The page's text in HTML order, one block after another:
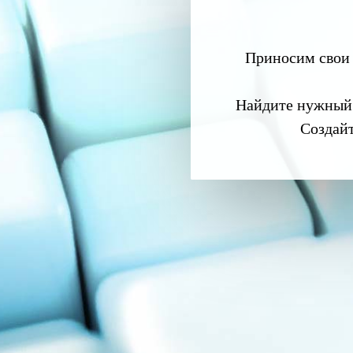
Приносим свои
Найдите